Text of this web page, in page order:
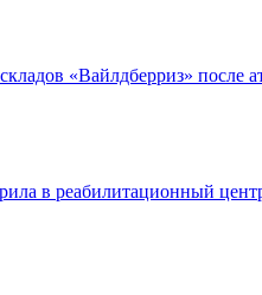
«Вайлдберриз» после
в реабилитационный